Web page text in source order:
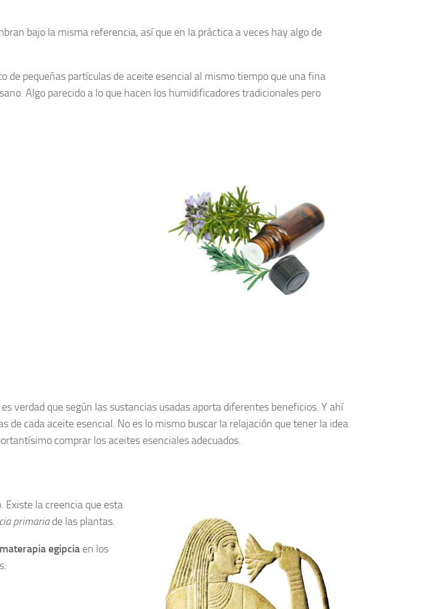
bajo la misma referencia, así que en la práctica a veces hay algo de
de pequeñas partículas de aceite esencial al mismo tiempo que una fina
Algo parecido a lo que hacen los humidificadores tradicionales pero
verdad que según las sustancias usadas aporta diferentes beneficios. Y ahí
de cada aceite esencial. No es lo mismo buscar la relajación que tener la idea
comprar los aceites esenciales adecuados.
Existe la creencia que esta
primariade las plantas.
egipcia en los